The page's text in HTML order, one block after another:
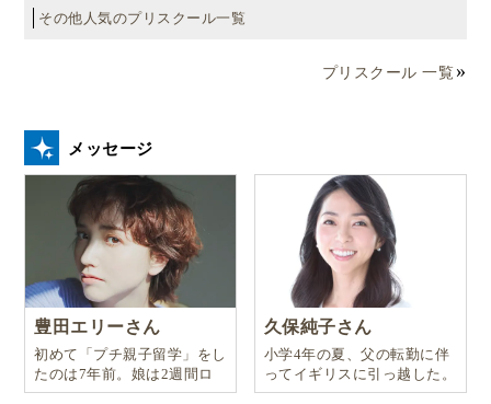
その他人気のプリスクール一覧
プリスクール 一覧
メッセージ
豊田エリーさん
初めて「プチ親子留学」をし
たのは7年前。娘は2週間ロ
ンドンのサマースクールに通
久保純子さん
小学4年の夏、父の転勤に伴
ってイギリスに引っ越した。